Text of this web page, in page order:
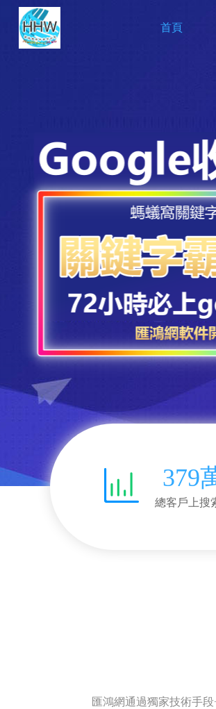
首頁
379
總客戶上搜
匯鴻網通過獨家技術手